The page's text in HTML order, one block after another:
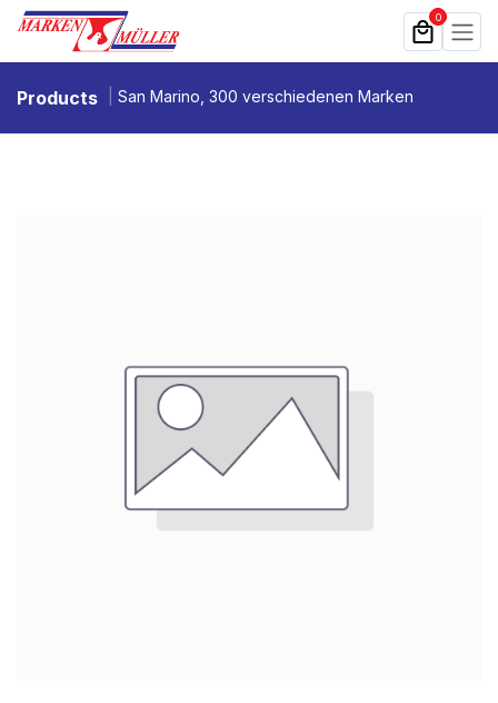
Zum Inhalt springen 0
Products San Marino, 300 verschiedenen Marken